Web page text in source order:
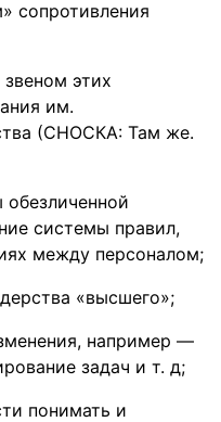
сопротивления
этих
им.
(СНОСКА: Там же.
системы правил,
между персоналом;
«высшего»;
например —
задач и т. д;
понимать и